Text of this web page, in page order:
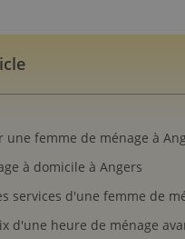
une femme de ménage à
à domicile à Angers
services d'une femme de
d'une heure de ménage